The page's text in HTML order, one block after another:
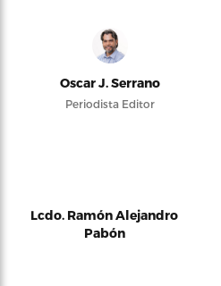
Oscar J. Serrano
Periodista Editor
Lcdo. Ramón Alejandro
Pabón